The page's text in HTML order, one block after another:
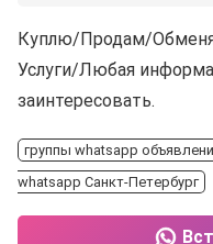
Куплю/Продам/
Услуги/Любая
заинтересовать.
группы whatsapp
whatsapp Санкт-Петербург